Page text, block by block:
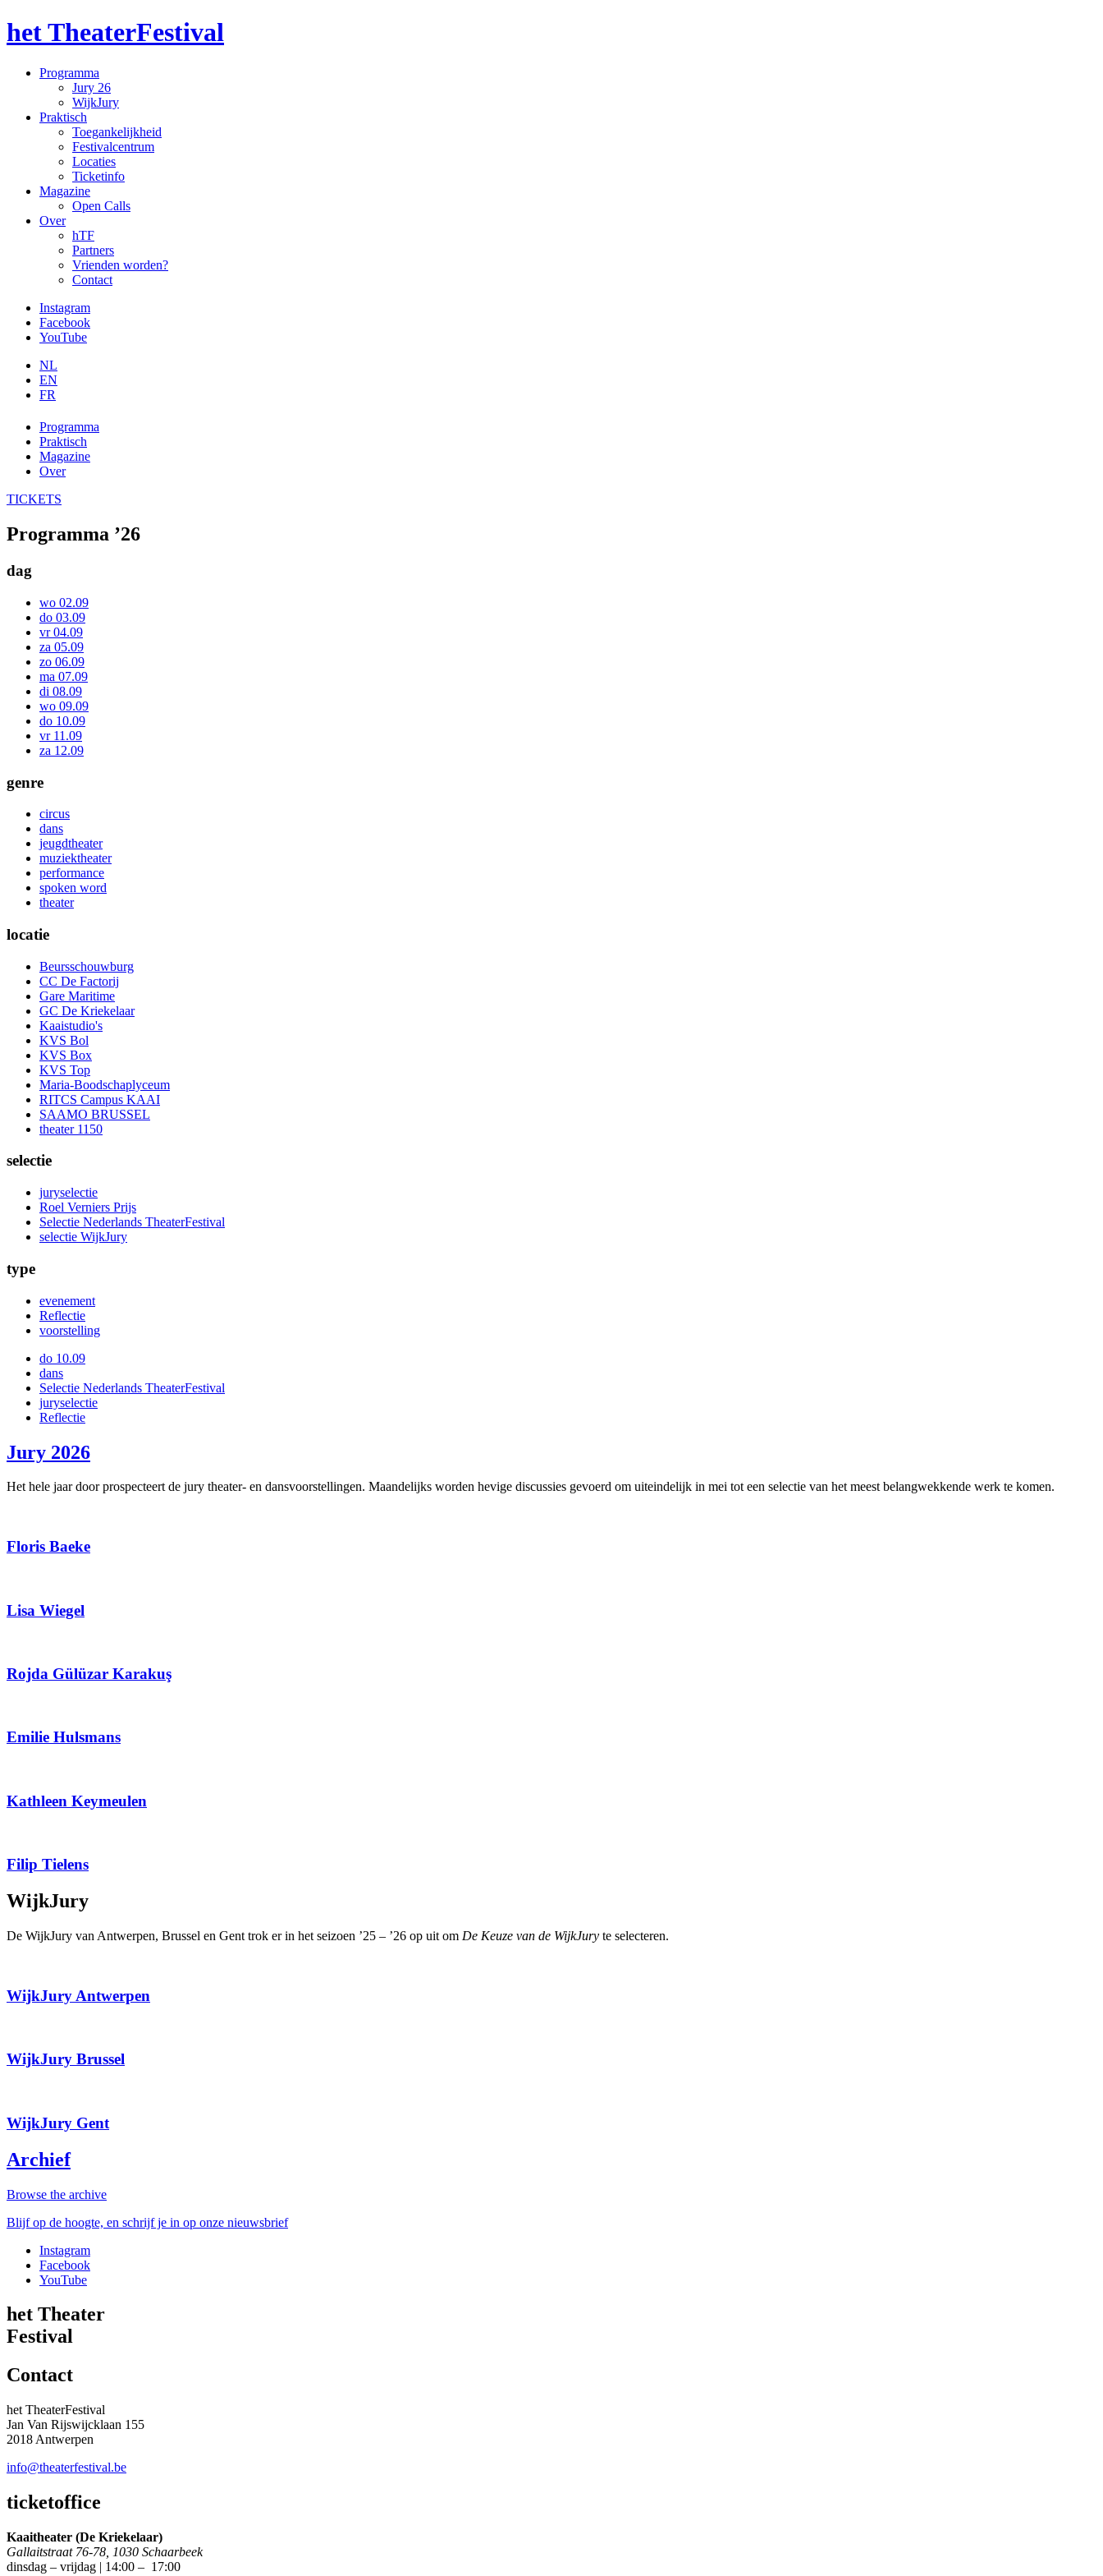
het TheaterFestival
Programma
Jury 26
WijkJury
Praktisch
Toegankelijkheid
Festivalcentrum
Locaties
Ticketinfo
Magazine
Open Calls
Over
hTF
Partners
Vrienden worden?
Contact
Instagram
Facebook
YouTube
NL
EN
FR
Programma
Praktisch
Magazine
Over
TICKETS
Programma ’26
dag
wo 02.09
do 03.09
vr 04.09
za 05.09
zo 06.09
ma 07.09
di 08.09
wo 09.09
do 10.09
vr 11.09
za 12.09
genre
circus
dans
jeugdtheater
muziektheater
performance
spoken word
theater
locatie
Beursschouwburg
CC De Factorij
Gare Maritime
GC De Kriekelaar
Kaaistudio's
KVS Bol
KVS Box
KVS Top
Maria-Boodschaplyceum
RITCS Campus KAAI
SAAMO BRUSSEL
theater 1150
selectie
juryselectie
Roel Verniers Prijs
Selectie Nederlands TheaterFestival
selectie WijkJury
type
evenement
Reflectie
voorstelling
do 10.09
dans
Selectie Nederlands TheaterFestival
juryselectie
Reflectie
Jury 2026
Het hele jaar door prospecteert de jury theater- en dansvoorstellingen. Maandelijks worden hevige discussies gevoerd om uiteindelijk in mei tot een selectie van het meest belangwekkende werk te komen.
Floris Baeke
Lisa Wiegel
Rojda Gülüzar Karakuş
Emilie Hulsmans
Kathleen Keymeulen
Filip Tielens
WijkJury
De WijkJury van Antwerpen, Brussel en Gent trok er in het seizoen ’25 – ’26 op uit om De Keuze van de WijkJury te selecteren.
WijkJury Antwerpen
WijkJury Brussel
WijkJury Gent
Archief
Browse the archive
Blijf op de hoogte, en schrijf je in op onze nieuwsbrief
Instagram
Facebook
YouTube
het Theater
Festival
Contact
het TheaterFestival
Jan Van Rijswijcklaan 155
2018 Antwerpen
info@theaterfestival.be
ticketoffice
Kaaitheater (De Kriekelaar)
Gallaitstraat 76-78, 1030 Schaarbeek
dinsdag – vrijdag | 14:00 – 17:00